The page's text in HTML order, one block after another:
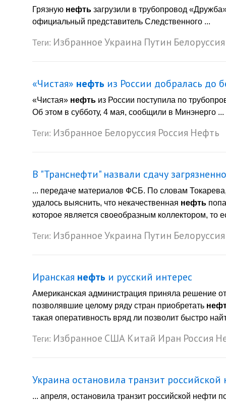
Грязную нефть загрузили в трубопровод
официальный представитель Следственного ...
Теги: ИзбранноеУкраина Путин Белоруссия
«Чистая» нефть из России добралась до
«Чистая» нефть из России поступила по
Об этом в субботу, 4 мая, сообщили в Минэнерго ...
Теги: Избранное Белоруссия Россия Нефть
В "Транснефти" назвали сдачу
... передаче материалов ФСБ. По словам
удалось выяснить, что некачественная нефть
которое является своеобразным коллектором, то
Теги: ИзбранноеУкраина Путин Белоруссия
Иранская нефть и русский интерес
Американская администрация приняла решение
позволявшие целому ряду стран приобретать
такая оперативность вряд ли позволит быстро
Теги: Избранное США Китай Иран Россия
Украина остановила транзит российской
... апреля, остановила транзит российской